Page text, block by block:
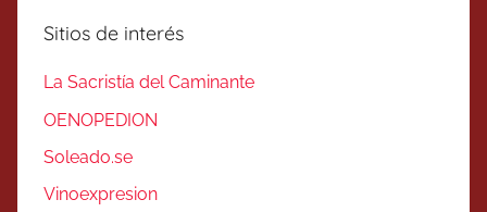
Sitios de interés
La Sacristía del Caminante
OENOPEDION
Soleado.se
Vinoexpresion